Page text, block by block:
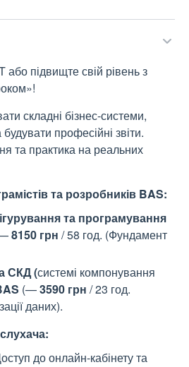
або підвищте свій рівень з
складні бізнес-системи,
професійні звіти.
та практика на реальних
та розробників BAS:
та програмування
8150 грн / 58 год. (Фундамент
СКД (системі компонування
(—3590 грн / 23 год.
даних).
до онлайн-кабінету та